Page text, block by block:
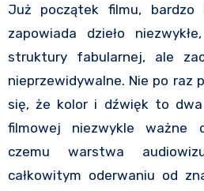
Już początek filmu, bardzo
zapowiada dzieło
struktury fabularnej, ale
nieprzewidywalne. Nie po raz
się, że kolor i dźwięk to
filmowej niezwykle ważne
czemu warstwa
całkowitym oderwaniu od